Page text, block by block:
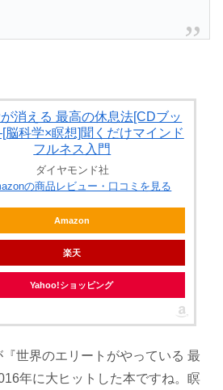
消える 最高の休息法[CDブッ
科学×瞑想]聞くだけマインド
フルネス入門
ダイヤモンド社
の商品レビュー・口コミを見る
Amazon
楽天
Yahoo!ショッピング
世界のエリートがやっている 最
年に大ヒットした本ですね。瞑